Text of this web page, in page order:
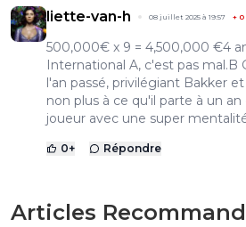
liette-van-h 08 juillet 2025 à 19:57 + 0
500,000€ x 9 = 4,500,000 €4
International A, c'est pas
l'an passé, privilégiant Bakker
non plus à ce qu'il parte à un
joueur avec une super
0+ Répondre
Articles